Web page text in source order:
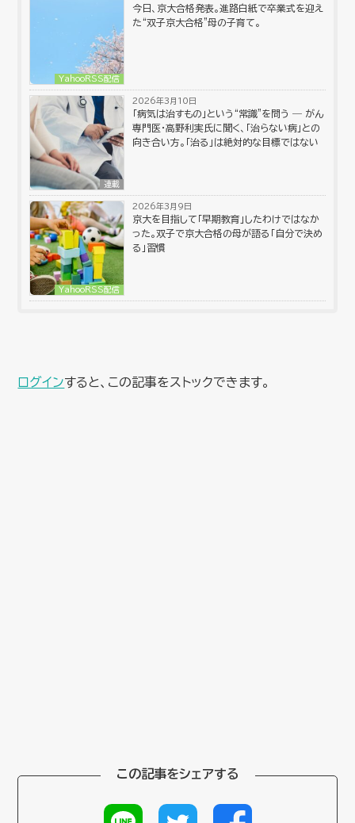
YahooRSS配信
今日、京大合格発表。進路白紙で卒業式を迎え
た“双子京大合格”母の子育て。
連載
2026年3月10日
「病気は治すもの」という“常識”を問う ― がん
専門医・高野利実氏に聞く、「治らない病」との
向き合い方。「治る」は絶対的な目標ではない
YahooRSS配信
2026年3月9日
京大を目指して「早期教育」したわけではなか
った。双子で京大合格の母が語る「自分で決め
る」習慣
ログインすると、この記事をストックできます。
この記事をシェアする